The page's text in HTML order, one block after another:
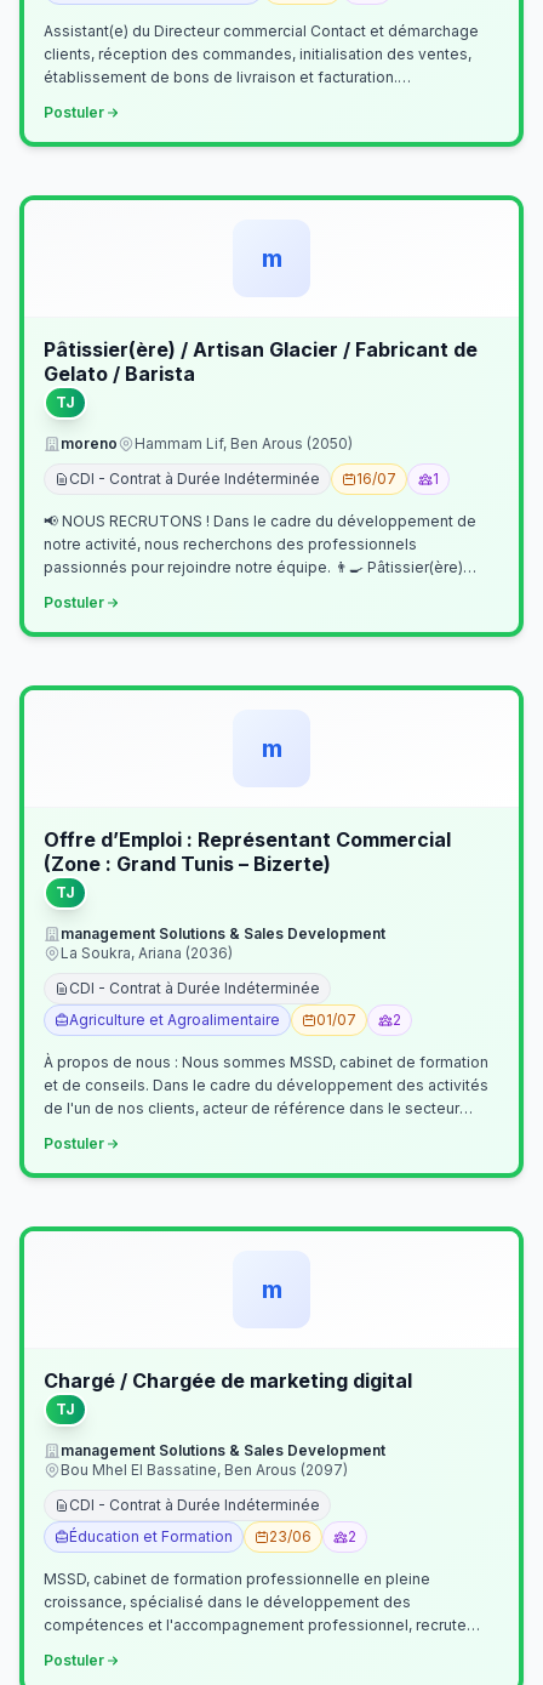
Assistant(e) du Directeur commercial Contact et démarchage
clients, réception des commandes, initialisation des ventes,
établissement de bons de livraison et facturation.
Postuler
m
Pâtissier(ère) / Artisan Glacier / Fabricant de
Gelato / Barista
TJ
moreno
Hammam Lif, Ben Arous (2050)
CDI - Contrat à Durée Indéterminée
16/07 1
📢 NOUS RECRUTONS ! Dans le cadre du développement de
notre activité, nous recherchons des professionnels
passionnés pour rejoindre notre équipe. 👨‍🍳 Pâtissier(ère)
Postuler
m
Offre d’Emploi : Représentant Commercial
(Zone : Grand Tunis – Bizerte)
TJ
management Solutions & Sales Development
La Soukra, Ariana (2036)
CDI - Contrat à Durée Indéterminée
Agriculture et Agroalimentaire
01/07 2
À propos de nous : Nous sommes MSSD, cabinet de formation
et de conseils. Dans le cadre du développement des activités
de l'un de nos clients, acteur de référence dans le secteur
Postuler
m
Chargé / Chargée de marketing digital
TJ
management Solutions & Sales Development
Bou Mhel El Bassatine, Ben Arous (2097)
CDI - Contrat à Durée Indéterminée
Éducation et Formation
23/06 2
MSSD, cabinet de formation professionnelle en pleine
croissance, spécialisé dans le développement des
compétences et l'accompagnement professionnel, recrute
Postuler